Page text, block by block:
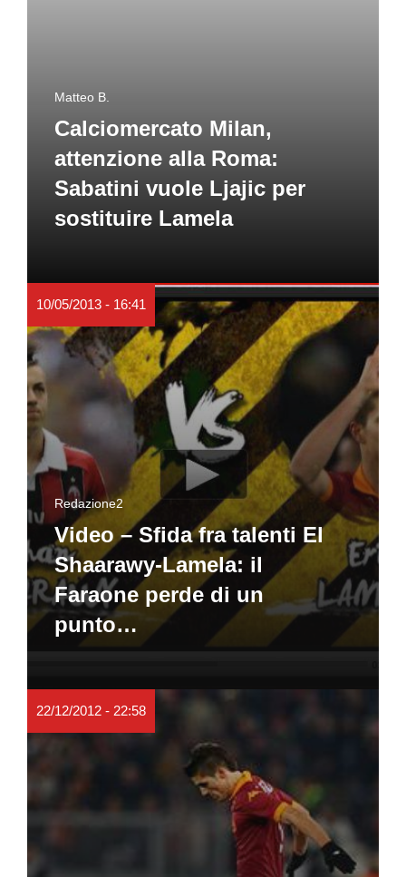
Matteo B.
Calciomercato Milan,
attenzione alla Roma:
Sabatini vuole Ljajic per
sostituire Lamela
10/05/2013 - 16:41
Redazione2
Video – Sfida fra talenti El
Shaarawy-Lamela: il
Faraone perde di un
punto…
22/12/2012 - 22:58